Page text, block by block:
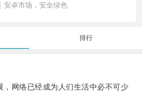
安卓市场，安全绿色
排行
网络已经成为人们生活中必不可少